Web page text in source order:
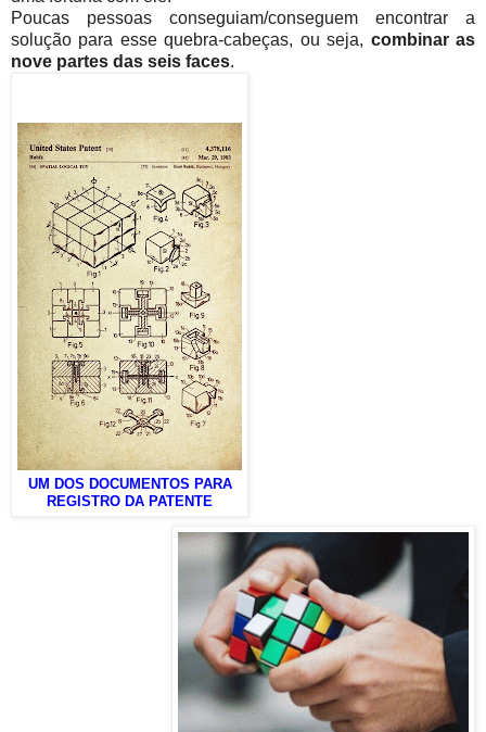
Poucas pessoas conseguiam/conseguem encontrar a
solução para esse quebra-cabeças, ou seja, combinar as
nove partes das seis faces.
UM DOS DOCUMENTOS PARA
REGISTRO DA PATENTE